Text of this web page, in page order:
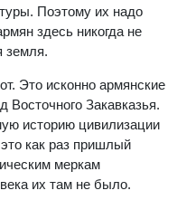
Поэтому их надо
здесь никогда не
земля.
Это исконно армянские
Восточного Закавказья.
историю цивилизации
как раз пришлый
меркам
их там не было.